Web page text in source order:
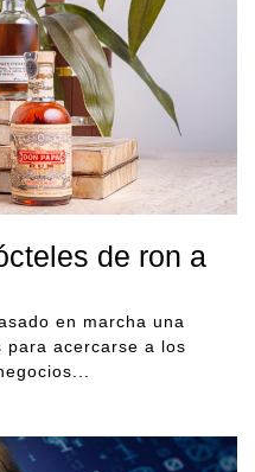
de ron a
en marcha una
para acercarse a los